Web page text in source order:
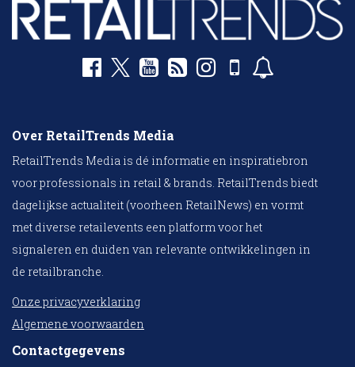
Over RetailTrends Media
RetailTrends Media is dé informatie en inspiratiebron
voor professionals in retail & brands. RetailTrends biedt
dagelijkse actualiteit (voorheen RetailNews) en vormt
met diverse retailevents een platform voor het
signaleren en duiden van relevante ontwikkelingen in
de retailbranche.
Onze privacyverklaring
Algemene voorwaarden
Contactgegevens